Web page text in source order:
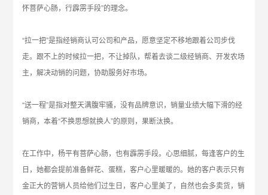
怀菩萨心肠，行霹雳手段”的理念。
“拉一把”是指经销商认可公司和产品，愿意坚定不移地跟着公司步伐
走。跟不上的时候拉一把，不让掉队，帮着去谈二级经销商、开发农场
主，解决动销的问题，协助服务好市场。
“送一程”是指对整天满腹牢骚，没有品牌意识，销量业绩大幅下滑的经
销商，本着“不换思想就换人”的原则，果断汰换。
在工作中，杨平有菩萨心肠，也有霹雳手段。心思细腻，每逢客户的生
日，她都会提前准备鲜花、蛋糕，客户心里暖暖的。她的客户表示只有
金正大的营销人员给他们过生日，客户心里美了，自然也会多卖货，销